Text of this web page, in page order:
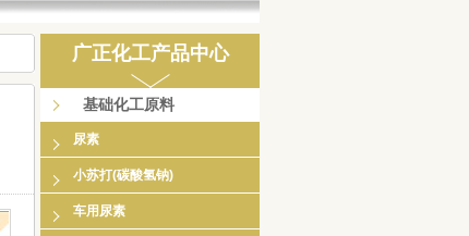
广正化工产品中心
基础化工原料
尿素
小苏打(碳酸氢钠)
车用尿素